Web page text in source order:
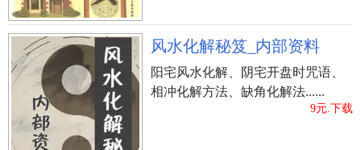
风水化解秘笈_内部资料
阳宅风水化解、阴宅开盘时咒语、
相冲化解方法、缺角化解法......
9元.下载